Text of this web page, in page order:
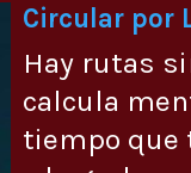
Circular por
Hay rutas
calcula
tiempo que